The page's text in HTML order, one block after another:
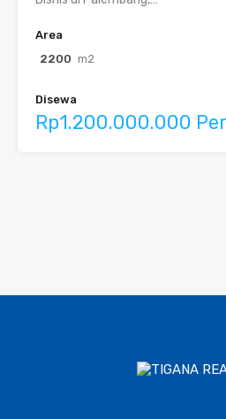
Area
2200 m2
Disewa
Rp1.200.000.000